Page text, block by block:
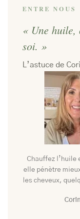
ENTRE NOUS
« Une huile,
soi. »
L’astuce de
Chauffez l’huile
elle pénètre
les cheveux,